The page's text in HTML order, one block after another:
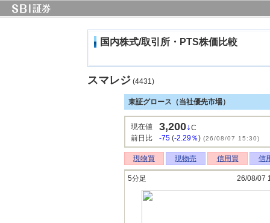
国内株式/取引所・PTS株価比較
スマレジ (4431)
東証グロース（当社優先市場）
現在値 3,200↓C
前日比
-75 (-2.29％) (26/08/07 15:30)
現物買 現物売 信用買 信
5分足 26/08/07